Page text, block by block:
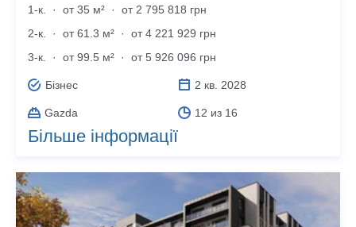
1-к.
· от 35 м² ·
от 2 795 818 грн
2-к.
· от 61.3 м² ·
от 4 221 929 грн
3-к.
· от 99.5 м² · от 5 926 096 грн
Бізнес 2 кв. 2028
Gazda 12 из 16
Більше інформації